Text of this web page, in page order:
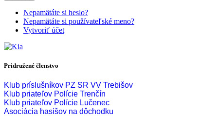
Nepamätáte si heslo?
Nepamätáte si používateľské meno?
Vytvoriť účet
Pridružené členstvo
Klub príslušníkov PZ SR VV Trebišov
Klub priateľov Polície Trenčín
Klub priateľov Polície Lučenec
Asociácia hasišov na dôchodku